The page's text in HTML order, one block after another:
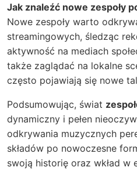
Jak znaleźć nowe zespoły
Nowe zespoły warto
streamingowych, śledząc
aktywność na mediach
także zaglądać na lokalne
często pojawiają się nowe
Podsumowując, świat
dynamiczny i pełen
odkrywania muzycznych
składów po nowoczesne
swoją historię oraz wkład w